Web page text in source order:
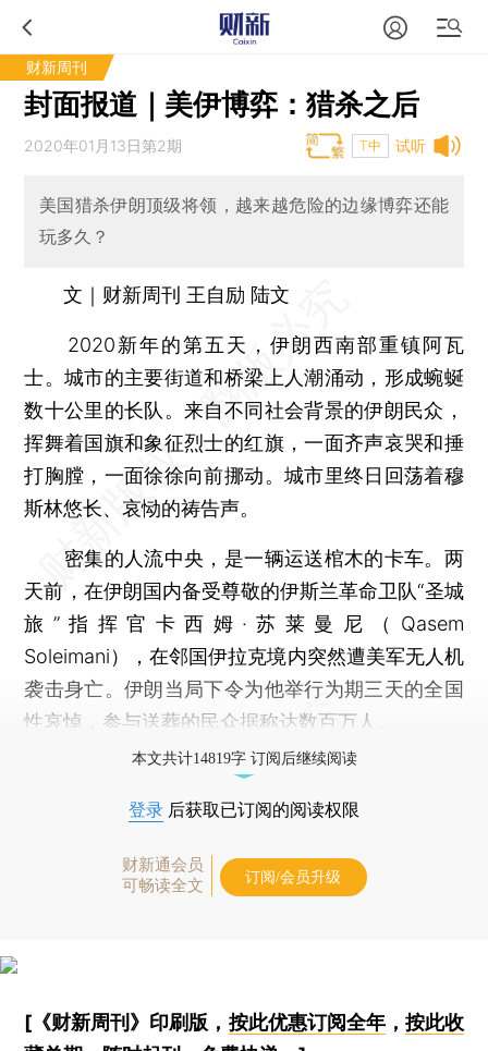
财新周刊
封面报道｜美伊博弈：猎杀之后
试听
2020年01月13日第2期 T中
美国猎杀伊朗顶级将领，越来越危险的边缘博弈还能
玩多久？
文｜财新周刊 王自励 陆文
2020新年的第五天，伊朗西南部重镇阿瓦
士。城市的主要街道和桥梁上人潮涌动，形成蜿蜒
数十公里的长队。来自不同社会背景的伊朗民众，
挥舞着国旗和象征烈士的红旗，一面齐声哀哭和捶
打胸膛，一面徐徐向前挪动。城市里终日回荡着穆
斯林悠长、哀恸的祷告声。
密集的人流中央，是一辆运送棺木的卡车。两
天前，在伊朗国内备受尊敬的伊斯兰革命卫队“圣城
旅”指挥官卡西姆·苏莱曼尼（Qasem
Soleimani），在邻国伊拉克境内突然遭美军无人机
袭击身亡。伊朗当局下令为他举行为期三天的全国
性哀悼，参与送葬的民众据称达数百万人。
本文共计14819字 订阅后继续阅读
登录 后获取已订阅的阅读权限
财新通会员
可畅读全文
订阅/会员升级
[《财新周刊》印刷版， 按此优惠订阅全年， 按此收